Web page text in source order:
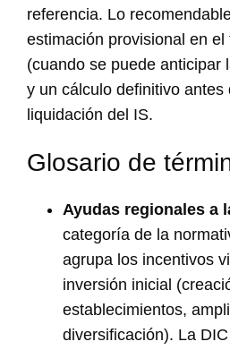
referencia. Lo
estimación provisional en
(cuando se puede anticipar
y un cálculo definitivo antes
liquidación del IS.
Glosario de
Ayudas regionales a
categoría de la
agrupa los incentivos
inversión inicial
establecimientos,
diversificación). La